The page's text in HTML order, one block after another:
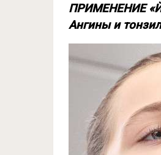
ПРИМЕНЕНИЕ
Ангины и